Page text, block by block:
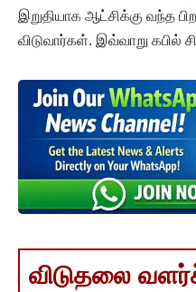
இறுதியாக ஆட்சிக்கு வந்த
விடுவார்கள். இவ்வாறு கபில்
விடுதலை